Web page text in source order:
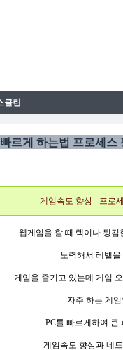
클린
르게 하는법 프로세스
게임속도 향상 - 프로
웹게임을 할 때 렉이나 튕
노력해서 레벨
게임을 즐기고 있는데 게임
자주 하는 게
PC를 빠르게하여 큰
게임속도 향상과 네